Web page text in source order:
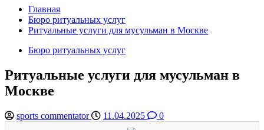
Главная
Бюро ритуальных услуг
Ритуальные услуги для мусульман в Москве
Бюро ритуальных услуг
Ритуальные услуги для мусульман в
Москве
sports commentator 11.04.2025 0